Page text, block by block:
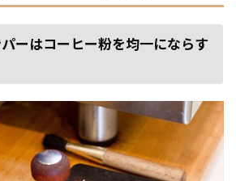
ーはコーヒー粉を均一にならす